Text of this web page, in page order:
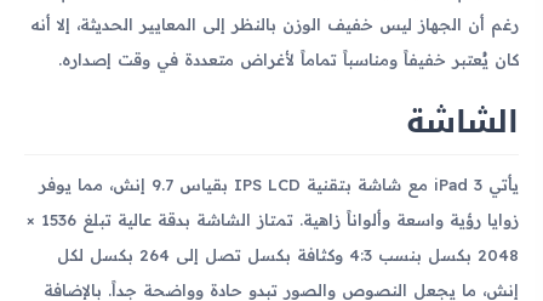
رغم أن الجهاز ليس خفيف الوزن بالنظر إلى المعايير الحديثة، إلا أنه
كان يُعتبر خفيفاً ومناسباً تماماً لأغراض متعددة في وقت إصداره.
الشاشة
يأتي iPad 3 مع شاشة بتقنية IPS LCD بقياس 9.7 إنش، مما يوفر
زوايا رؤية واسعة وألواناً زاهية. تمتاز الشاشة بدقة عالية تبلغ 1536 ×
2048 بكسل بنسب 4:3 وكثافة بكسل تصل إلى 264 بكسل لكل
إنش، ما يجعل النصوص والصور تبدو حادة وواضحة جداً. بالإضافة